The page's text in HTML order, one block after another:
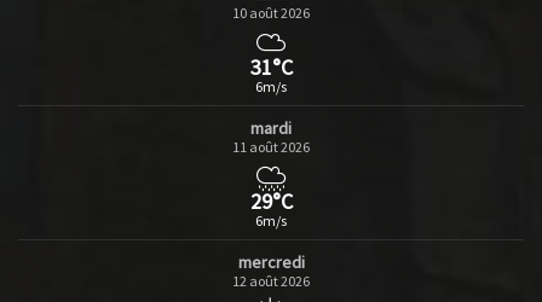
10 août 2026
31°C
6m/s
mardi
11 août 2026
29°C
6m/s
mercredi
12 août 2026